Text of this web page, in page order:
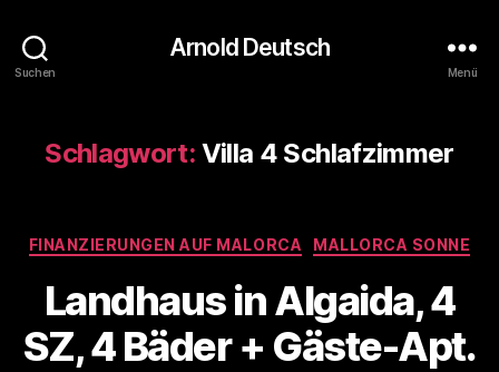
Suchen
Arnold Deutsch
Menü
Schlagwort: Villa 4 Schlafzimmer
Kategorien
FINANZIERUNGEN AUF MALORCA MALLORCA SONNE
Landhaus in Algaida, 4
SZ, 4 Bäder + Gäste-Apt.